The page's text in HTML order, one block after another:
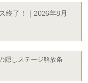
終了！｜2026年8月
隠しステージ解放条